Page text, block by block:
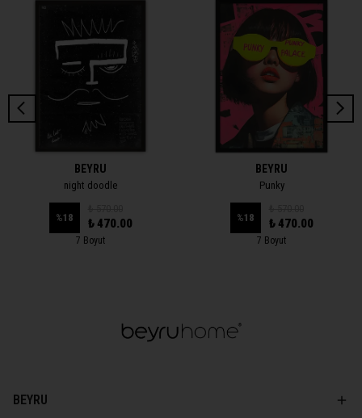
BEYRU
night doodle
%18 ₺ 470.00
7 Boyut
BEYRU
Punky
%18 ₺ 470.00
7 Boyut
BEYRU